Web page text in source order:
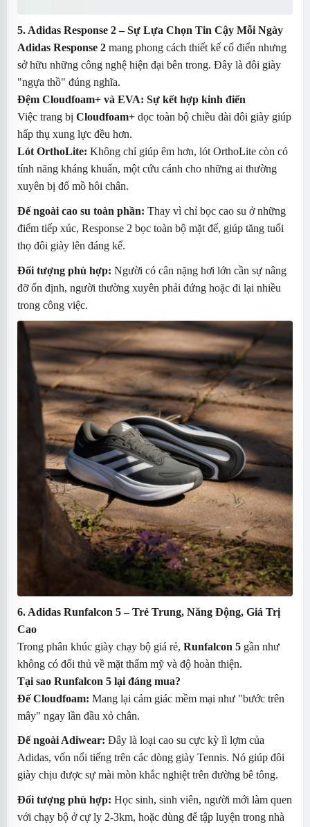
5. Adidas Response 2 – Sự Lựa Chọn Tin Cậy Mỗi Ngày
Adidas Response 2 mang phong cách thiết kế cổ điển nhưng
sở hữu những công nghệ hiện đại bên trong. Đây là đôi giày
"ngựa thồ" đúng nghĩa.
Đệm Cloudfoam+ và EVA: Sự kết hợp kinh điển
Việc trang bị Cloudfoam+ dọc toàn bộ chiều dài đôi giày giúp
hấp thụ xung lực đều hơn.
Lót OrthoLite: Không chỉ giúp êm hơn, lót OrthoLite còn có
tính năng kháng khuẩn, một cứu cánh cho những ai thường
xuyên bị đổ mồ hôi chân.
Đế ngoài cao su toàn phần: Thay vì chỉ bọc cao su ở những
điểm tiếp xúc, Response 2 bọc toàn bộ mặt đế, giúp tăng tuổi
thọ đôi giày lên đáng kể.
Đối tượng phù hợp: Người có cân nặng hơi lớn cần sự nâng
đỡ ổn định, người thường xuyên phải đứng hoặc đi lại nhiều
trong công việc.
6. Adidas Runfalcon 5 – Trẻ Trung, Năng Động, Giá Trị
Cao
Trong phân khúc giày chạy bộ giá rẻ, Runfalcon 5 gần như
không có đối thủ về mặt thẩm mỹ và độ hoàn thiện.
Tại sao Runfalcon 5 lại đáng mua?
Đế Cloudfoam: Mang lại cảm giác mềm mại như "bước trên
mây" ngay lần đầu xỏ chân.
Đế ngoài Adiwear: Đây là loại cao su cực kỳ lì lợm của
Adidas, vốn nổi tiếng trên các dòng giày Tennis. Nó giúp đôi
giày chịu được sự mài mòn khắc nghiệt trên đường bê tông.
Đối tượng phù hợp: Học sinh, sinh viên, người mới làm quen
với chạy bộ ở cự ly 2-3km, hoặc dùng để tập luyện trong nhà